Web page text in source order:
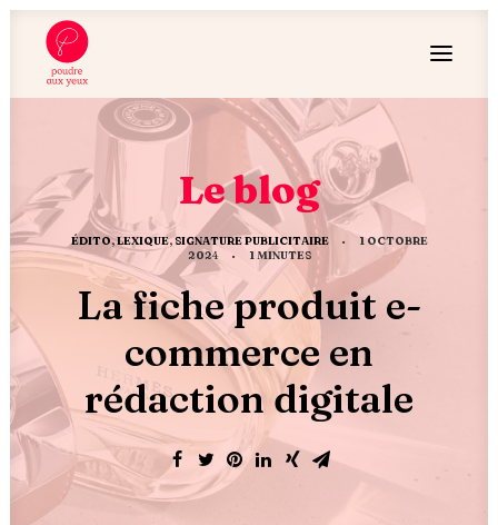
Le blog
ÉDITO,LEXIQUE,SIGNATURE PUBLICITAIRE •
1 OCTOBRE
2024
• 1 MINUTES
La fiche produit e-
commerce en
rédaction digitale